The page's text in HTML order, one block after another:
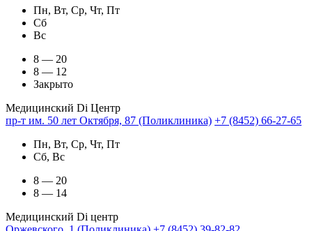
Пн, Вт, Ср, Чт, Пт
Сб
Вс
8 — 20
8 — 12
Закрыто
Медицинский Di Центр
пр-т им. 50 лет Октября, 87 (Поликлиника) +7 (8452) 66-27-65
Пн, Вт, Ср, Чт, Пт
Сб, Вс
8 — 20
8 — 14
Медицинский Di центр